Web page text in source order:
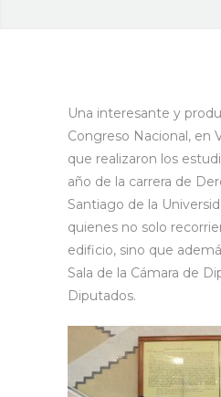
Una interesante y
Congreso Nacional, en
que realizaron los
año de la carrera de
Santiago de la
quienes no solo
edificio, sino que
Sala de la Cámara de
Diputados.